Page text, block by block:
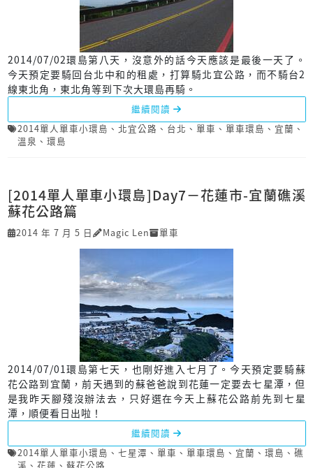
2014/07/02環島第八天，沒意外的話今天應該是最後一天了。
今天預定要騎回台北中和的租處，打算騎北宜公路，而不騎台2
線東北角，東北角等到下次大環島再騎。
繼續閱讀
2014單人單車小環島 、 北宜公路 、 台北 、 單車 、 單車環島 、 宜蘭 、
溫泉 、 環島
[2014單人單車小環島]Day7－花蓮市-宜蘭礁溪
蘇花公路篇
2014 年 7 月 5 日 Magic Len 單車
2014/07/01環島第七天，也剛好進入七月了。今天預定要騎蘇
花公路到宜蘭，前天遇到的蘇爸爸說到花蓮一定要去七星潭，但
是我昨天腳殘沒辦法去，只好選在今天上蘇花公路前先到七星
潭，順便看日出啦！
繼續閱讀
2014單人單車小環島 、 七星潭 、 單車 、 單車環島 、 宜蘭 、 環島 、 礁
溪 、 花蓮 、 蘇花公路